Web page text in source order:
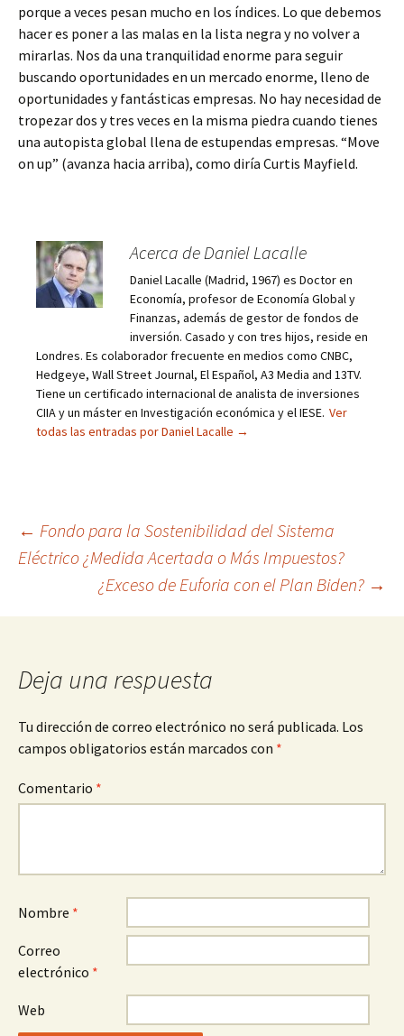
porque a veces pesan mucho en los índices. Lo que debemos
hacer es poner a las malas en la lista negra y no volver a
mirarlas. Nos da una tranquilidad enorme para seguir
buscando oportunidades en un mercado enorme, lleno de
oportunidades y fantásticas empresas. No hay necesidad de
tropezar dos y tres veces en la misma piedra cuando tienes
una autopista global llena de estupendas empresas. “Move
on up” (avanza hacia arriba), como diría Curtis Mayfield.
Acerca de Daniel Lacalle
Daniel Lacalle (Madrid, 1967) es Doctor en
Economía, profesor de Economía Global y
Finanzas, además de gestor de fondos de
inversión. Casado y con tres hijos, reside en
Londres. Es colaborador frecuente en medios como CNBC,
Hedgeye, Wall Street Journal, El Español, A3 Media and 13TV.
Tiene un certificado internacional de analista de inversiones
CIIA y un máster en Investigación económica y el IESE. Ver
todas las entradas por Daniel Lacalle →
Navegación
de
entradas
← Fondo para la Sostenibilidad del Sistema
Eléctrico ¿Medida Acertada o Más Impuestos?
¿Exceso de Euforia con el Plan Biden? →
Deja una respuesta
Tu dirección de correo electrónico no será publicada. Los
campos obligatorios están marcados con *
Comentario *
Nombre *
Correo
electrónico *
Web